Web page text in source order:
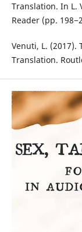
Translation. In L.
Reader (pp.
Venuti, L. (2017).
Translation.